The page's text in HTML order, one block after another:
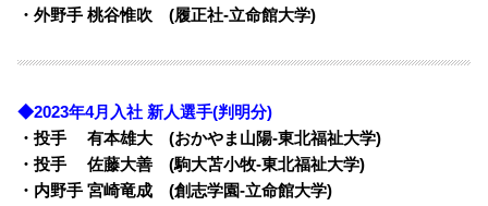
・外野手 桃谷惟吹 (履正社-立命館大学)
◆2023年4月入社 新人選手(判明分)
・投手 有本雄大 (おかやま山陽-東北福祉大学)
・投手 佐藤大善 (駒大苫小牧-東北福祉大学)
・内野手 宮崎竜成 (創志学園-立命館大学)